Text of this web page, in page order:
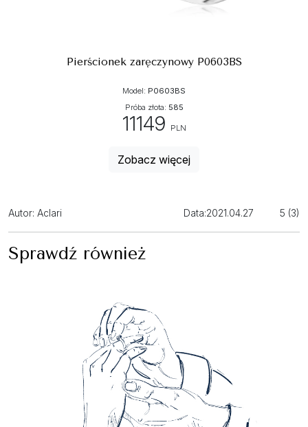
Pierścionek zaręczynowy P0603BS
Model: P0603BS
Próba złota: 585
11149 PLN
Zobacz więcej
Autor: Aclari Data:2021.04.27 5 (3)
Sprawdź również